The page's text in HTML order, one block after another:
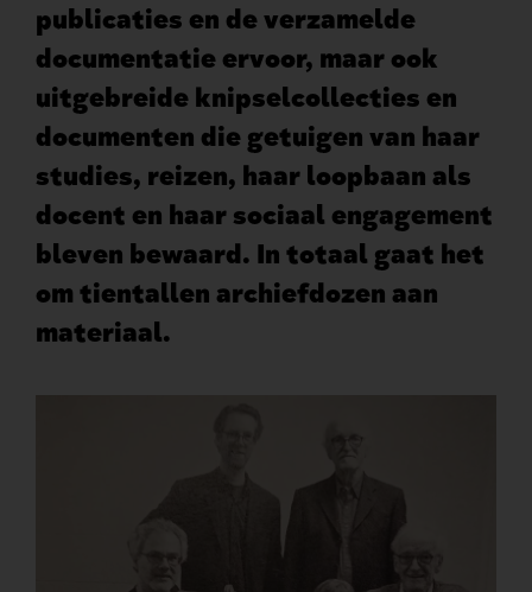
publicaties en de verzamelde
documentatie ervoor, maar ook
uitgebreide knipselcollecties en
documenten die getuigen van haar
studies, reizen, haar loopbaan als
docent en haar sociaal engagement
bleven bewaard. In totaal gaat het
om tientallen archiefdozen aan
materiaal.